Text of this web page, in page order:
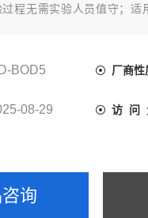
程无需实验人员值守；适
BOD5 厂商性
08-29 访 问
询